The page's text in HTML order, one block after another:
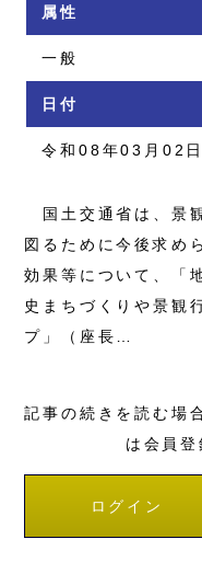
属性
一般
日付
令和08年03月02日
国土交通省は、景
図るために今後求め
効果等について、「
史まちづくりや景観
プ」（座長…
記事の続きを読む場
は会員登
ログイン